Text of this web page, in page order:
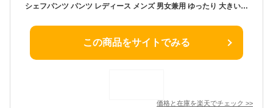
シェフパンツ パンツ レディース メンズ 男女兼用 ゆったり 大きいサイズ 高身長 ウエストゴム 春 夏 秋 イージーパンツ ボトムス チノパン ベージュ 白 ズボン レオパード 無地 おしゃれ 20代/30代/40代
この商品をサイトでみる
価格と在庫を楽天でチェック >>